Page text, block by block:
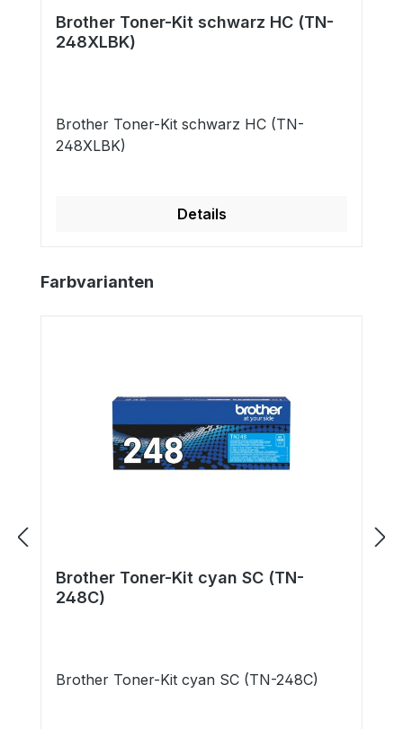
Brother Toner-Kit schwarz HC (TN-
248XLBK)
Brother Toner-Kit schwarz HC (TN-
248XLBK)
Details
Produktgalerie überspringen
Farbvarianten
Brother Toner-Kit cyan SC (TN-
248C)
Brother Toner-Kit cyan SC (TN-248C)